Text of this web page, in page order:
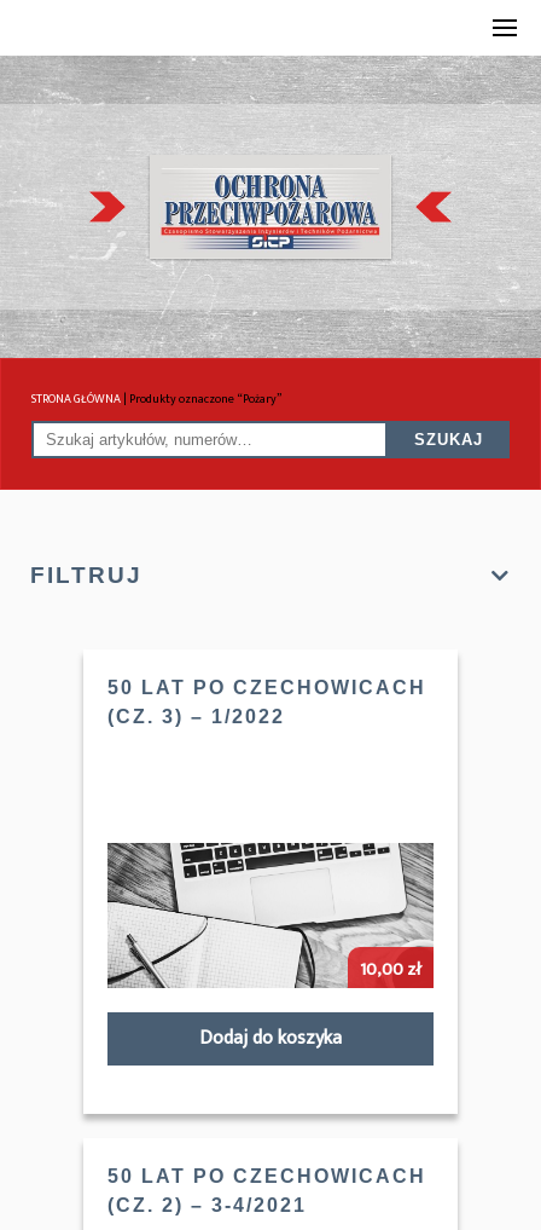
STRONA GŁÓWNA| Produkty oznaczone “Pożary”
SZUKAJ
FILTRUJ
50 LAT PO CZECHOWICACH
(CZ. 3) – 1/2022
10,00zł
Dodaj do koszyka
50 LAT PO CZECHOWICACH
(CZ. 2) – 3-4/2021